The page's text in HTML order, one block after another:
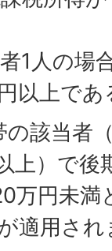
1人の場
以上であ
該当者
上）で後
万円未満
適用され